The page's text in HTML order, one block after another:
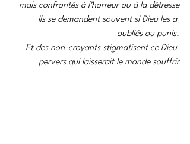
mais confrontés à l’horreur ou à la détresse
ils se demandent souvent si Dieu les a
oubliés ou punis.
Et des non-croyants stigmatisent ce Dieu
pervers qui laisserait le monde souffrir